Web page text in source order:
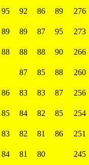
95 92 86 89
276
89 89 87 95
273
88 88 88 90
266
87 85 88
260
86 83 83 87
256
85 84 82 85
254
83 82 81 86
251
84 81 80
245